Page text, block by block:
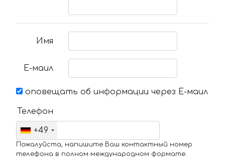
Имя
Е-маил
оповещать об информации через Е-маил
Телефон
+49
Пожалуйста, напишите Ваш контактный номер
телефона в полном международном формате.